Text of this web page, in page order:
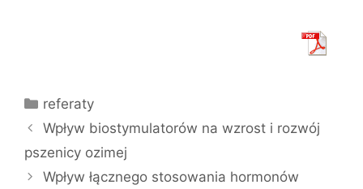
Kategorie
referaty
Wpływ biostymulatorów na wzrost i rozwój
pszenicy ozimej
Wpływ łącznego stosowania hormonów